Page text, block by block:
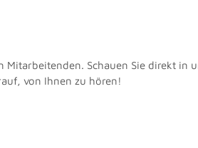
Schauen Sie direkt in
von Ihnen zu hören!